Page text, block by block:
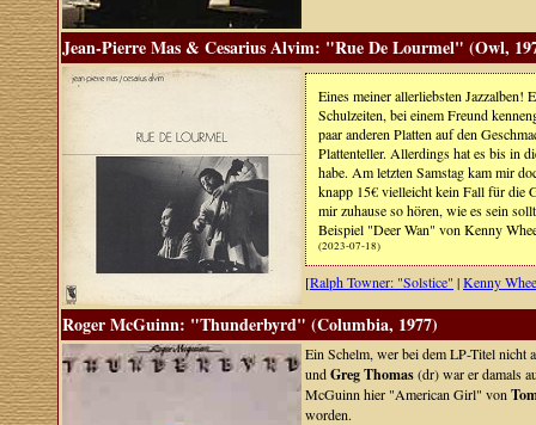
Jean-Pierre Mas & Cesarius Alvim: "Rue De Lourmel" (Owl,
Eines meiner allerliebsten Jazzalben!
Schulzeiten, bei einem Freund
paar anderen Platten auf den
Plattenteller. Allerdings hat es bis in
habe. Am letzten Samstag kam mir
knapp 15€ vielleicht kein Fall für die
mir zuhause so hören, wie es sein
Beispiel "Deer Wan" von Kenny
(2023-07-18)
[Ralph Towner: "Solstice" |Kenny
Roger McGuinn: "Thunderbyrd" (Columbia, 1977)
Ein Schelm, wer bei dem LP-Titel nicht
undGreg Thomas(dr) war er damals
McGuinn hier "American Girl" von
worden.